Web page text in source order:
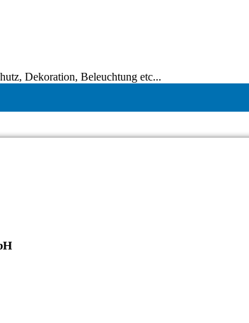
Dekoration, Beleuchtung etc...